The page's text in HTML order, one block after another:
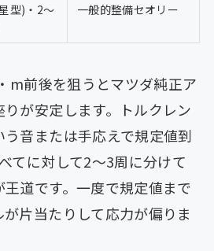
型)・2〜
一般的整備セオリー
m前後を狙うとマツダ純正ア
が安定します。トルクレン
音または手応えで規定値到
てに対して2〜3周に分けて
道です。一度で規定値まで
片当たりして応力が偏りま